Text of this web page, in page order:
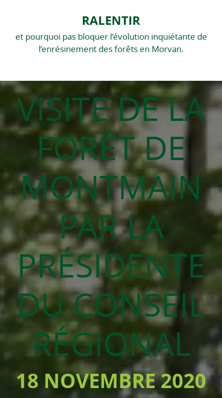
RALENTIR
et pourquoi pas bloquer l’évolution inquiétante de
l’enrésinement des forêts en Morvan.
VISITE DE LA
FORÊT DE
MONTMAIN
PAR LA
PRÉSIDENTE
DU CONSEIL
RÉGIONAL
18 NOVEMBRE 2020